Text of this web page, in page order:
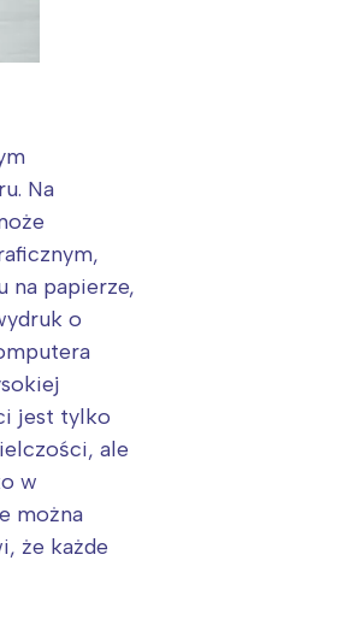
Na
na papierze,
o
jest tylko
ale
w
można
że każde